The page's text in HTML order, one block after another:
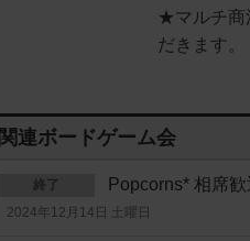
★マルチ商
だきます。
関連ボードゲーム会
終了 Popcorns* 相席
2024年12月14日 土曜日